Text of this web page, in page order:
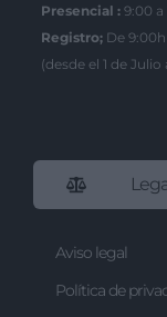
Presencial : 9:00
Registro; De 9:00h
(desde el 1 de
Aviso legal
Política de